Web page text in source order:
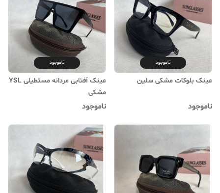
ناموجود
عینک بلوکات مشکی سلین
ناموجود
ناموجود
عینک آفتابی مردانه مستطیلی YSL
مشکی
ناموجود